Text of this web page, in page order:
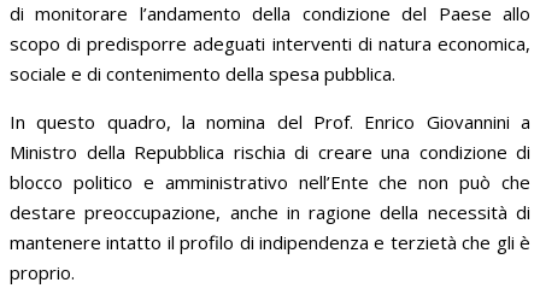
di monitorare l’andamento della condizione del Paese allo
scopo di predisporre adeguati interventi di natura economica,
sociale e di contenimento della spesa pubblica.
In questo quadro, la nomina del Prof. Enrico Giovannini a
Ministro della Repubblica rischia di creare una condizione di
blocco politico e amministrativo nell’Ente che non può che
destare preoccupazione, anche in ragione della necessità di
mantenere intatto il profilo di indipendenza e terzietà che gli è
proprio.